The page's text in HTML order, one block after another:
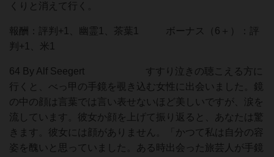
くりと消えて行く。
報酬：評判+1、幽霊1、茶葉1 ボーナス（6＋）：評
判+1、米1
64 By Alf Seegert すすり泣きの聴こえる方に
行くと、べっ甲の手鏡を覗き込む女性に出会いました。鏡
の中の顔は言葉では言い表せないほど美しいですが、涙を
流しています。彼女か顔を上げて振り返ると、あなたは驚
きます。彼女には顔がありません。「かつて私は自分の容
姿を醜いと思っていました。ある時出会った旅芸人が手鏡